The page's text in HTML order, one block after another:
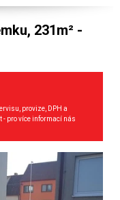
231m² -
provize, DPH a
- pro více informací nás